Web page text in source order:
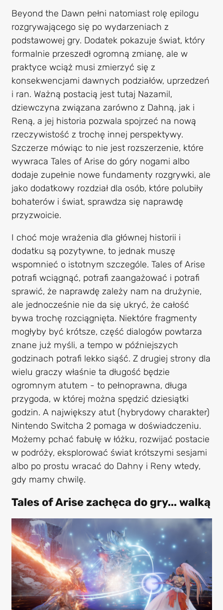
Beyond the Dawn pełni natomiast rolę epilogu
rozgrywającego się po wydarzeniach z
podstawowej gry. Dodatek pokazuje świat, który
formalnie przeszedł ogromną zmianę, ale w
praktyce wciąż musi zmierzyć się z
konsekwencjami dawnych podziałów, uprzedzeń
i ran. Ważną postacią jest tutaj Nazamil,
dziewczyna związana zarówno z Dahną, jak i
Reną, a jej historia pozwala spojrzeć na nową
rzeczywistość z trochę innej perspektywy.
Szczerze mówiąc to nie jest rozszerzenie, które
wywraca Tales of Arise do góry nogami albo
dodaje zupełnie nowe fundamenty rozgrywki, ale
jako dodatkowy rozdział dla osób, które polubiły
bohaterów i świat, sprawdza się naprawdę
przyzwoicie.
I choć moje wrażenia dla głównej historii i
dodatku są pozytywne, to jednak muszę
wspomnieć o istotnym szczególe. Tales of Arise
potrafi wciągnąć, potrafi zaangażować i potrafi
sprawić, że naprawdę zależy nam na drużynie,
ale jednocześnie nie da się ukryć, że całość
bywa trochę rozciągnięta. Niektóre fragmenty
mogłyby być krótsze, część dialogów powtarza
znane już myśli, a tempo w późniejszych
godzinach potrafi lekko siąść. Z drugiej strony dla
wielu graczy właśnie ta długość będzie
ogromnym atutem - to pełnoprawna, długa
przygoda, w której można spędzić dziesiątki
godzin. A największy atut (hybrydowy charakter)
Nintendo Switcha 2 pomaga w doświadczeniu.
Możemy pchać fabułę w łóżku, rozwijać postacie
w podróży, eksplorować świat krótszymi sesjami
albo po prostu wracać do Dahny i Reny wtedy,
gdy mamy chwilę.
Tales of Arise zachęca do gry... walką